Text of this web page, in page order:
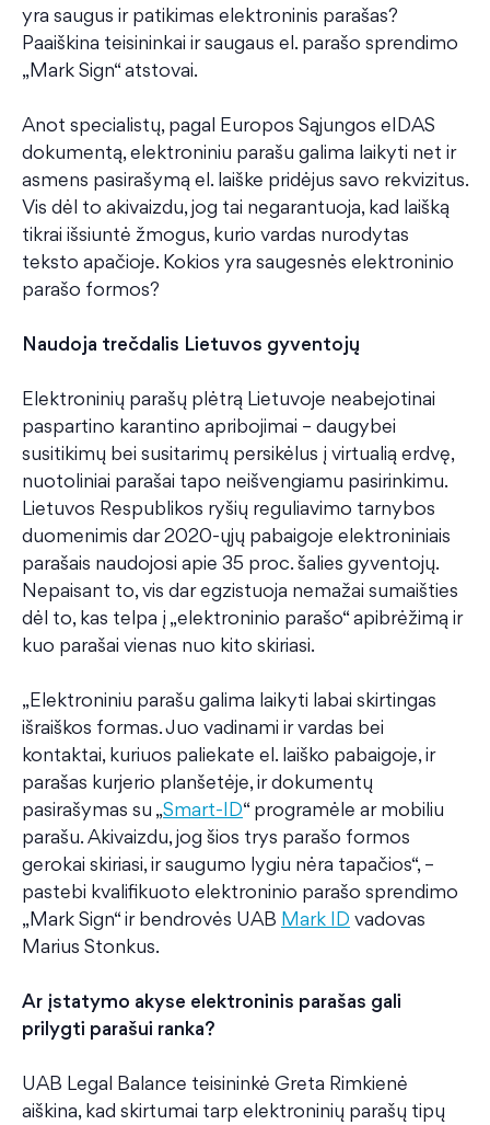
yra saugus ir patikimas elektroninis parašas?
Paaiškina teisininkai ir saugaus el. parašo sprendimo
„Mark Sign“ atstovai.
Anot specialistų, pagal Europos Sąjungos eIDAS
dokumentą, elektroniniu parašu galima laikyti net ir
asmens pasirašymą el. laiške pridėjus savo rekvizitus.
Vis dėl to akivaizdu, jog tai negarantuoja, kad laišką
tikrai išsiuntė žmogus, kurio vardas nurodytas
teksto apačioje. Kokios yra saugesnės elektroninio
parašo formos?
Naudoja trečdalis Lietuvos gyventojų
Elektroninių parašų plėtrą Lietuvoje neabejotinai
paspartino karantino apribojimai – daugybei
susitikimų bei susitarimų persikėlus į virtualią erdvę,
nuotoliniai parašai tapo neišvengiamu pasirinkimu.
Lietuvos Respublikos ryšių reguliavimo tarnybos
duomenimis dar 2020-ųjų pabaigoje elektroniniais
parašais naudojosi apie 35 proc. šalies gyventojų.
Nepaisant to, vis dar egzistuoja nemažai sumaišties
dėl to, kas telpa į „elektroninio parašo“ apibrėžimą ir
kuo parašai vienas nuo kito skiriasi.
„Elektroniniu parašu galima laikyti labai skirtingas
išraiškos formas. Juo vadinami ir vardas bei
kontaktai, kuriuos paliekate el. laiško pabaigoje, ir
parašas kurjerio planšetėje, ir dokumentų
pasirašymas su „Smart-ID“ programėle ar mobiliu
parašu. Akivaizdu, jog šios trys parašo formos
gerokai skiriasi, ir saugumo lygiu nėra tapačios“, –
pastebi kvalifikuoto elektroninio parašo sprendimo
„Mark Sign“ ir bendrovės UAB Mark ID vadovas
Marius Stonkus.
Ar įstatymo akyse elektroninis parašas gali
prilygti parašui ranka?
UAB Legal Balance teisininkė Greta Rimkienė
aiškina, kad skirtumai tarp elektroninių parašų tipų